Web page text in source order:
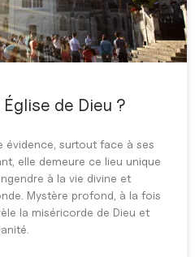
de Dieu ?
évidence, surtout face à ses
elle demeure ce lieu unique
à la vie divine et
Mystère profond, à la fois
la miséricorde de Dieu et